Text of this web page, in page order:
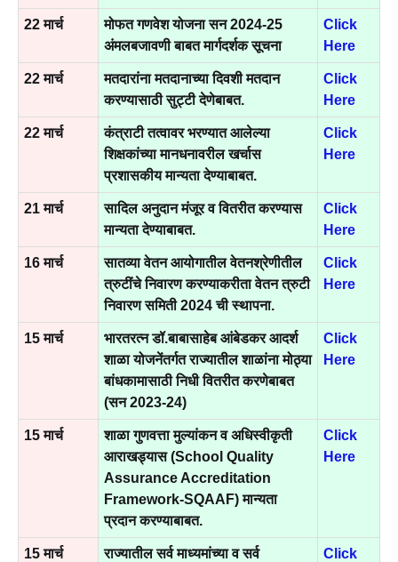
22 मार्च
मोफत गणवेश योजना सन 2024-25
अंमलबजावणी बाबत मार्गदर्शक सूचना
Click
Here
22 मार्च
मतदारांना मतदानाच्या दिवशी मतदान
करण्यासाठी सुट्टी देणेबाबत.
Click
Here
22 मार्च
कंत्राटी तत्वावर भरण्यात आलेल्या
शिक्षकांच्या मानधनावरील खर्चास
प्रशासकीय मान्यता देण्याबाबत.
Click
Here
21 मार्च
सादिल अनुदान मंजूर व वितरीत करण्यास
मान्यता देण्याबाबत.
Click
Here
16 मार्च
सातव्या वेतन आयोगातील वेतनश्रेणीतील
त्रुटींचे निवारण करण्याकरीता वेतन त्रुटी
निवारण समिती 2024 ची स्थापना.
Click
Here
15 मार्च
भारतरत्न डॉ.बाबासाहेब आंबेडकर आदर्श
शाळा योजनेंतर्गत राज्यातील शाळांना मोठ्या
बांधकामासाठी निधी वितरीत करणेबाबत
(सन 2023-24)
Click
Here
15 मार्च
शाळा गुणवत्ता मुल्यांकन व अधिस्वीकृती
आराखड्यास (School Quality
Assurance Accreditation
Framework-SQAAF) मान्यता
प्रदान करण्याबाबत.
Click
Here
15 मार्च
राज्यातील सर्व माध्यमांच्या व सर्व
Click